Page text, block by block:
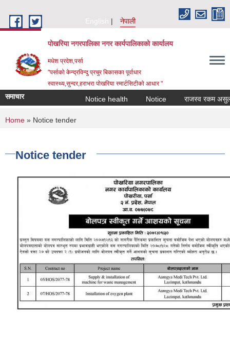
English
नेपाली
पोखरिया नगरपालिका नगर कार्यपालिकाको कार्यालय
मधेश प्रदेश,पर्सा
"पर्साको केन्द्रविन्दु प्रचुर बिकासका पूर्वाधार
स्वास्थ्य,सुन्दर,हराभरा पोखरिया स्मार्टसिटीको आधार "
समाचार Notice health Notice राजस्व रकम
You are here
Home » Notice tender
Notice tender